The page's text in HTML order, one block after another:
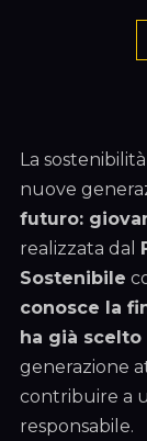
La
nuove
futuro:
realizzata dal
Sostenibile
conosce la
ha già scelto
generazione
contribuire a
responsabile.